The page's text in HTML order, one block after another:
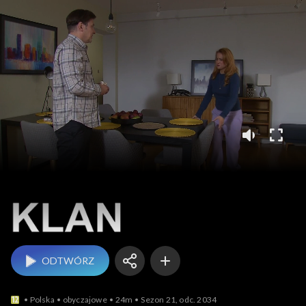
Klan
ODTWÓRZ
Polska obyczajowe 24m Sezon 21, odc. 2034